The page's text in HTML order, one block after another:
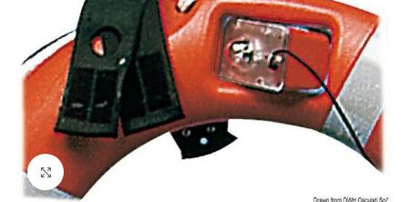
Povećajte sliku